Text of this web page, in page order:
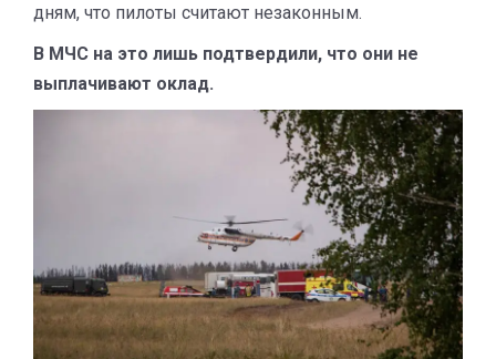
дням, что пилоты считают незаконным.
В МЧС на это лишь подтвердили, что они не
выплачивают оклад.